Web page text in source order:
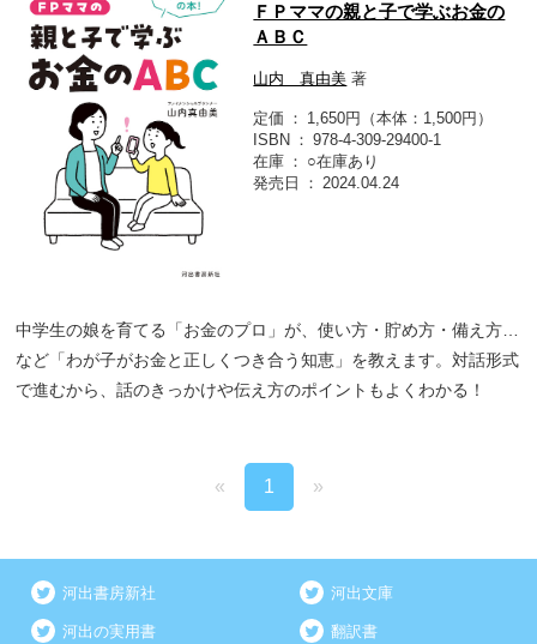
ＦＰママの親と子で学ぶお金の
ＡＢＣ
山内 真由美 著
定価
1,650円（本体：1,500円）
ISBN
978-4-309-29400-1
在庫
○在庫あり
発売日
2024.04.24
中学生の娘を育てる「お金のプロ」が、使い方・貯め方・備え方…
など「わが子がお金と正しくつき合う知恵」を教えます。対話形式
で進むから、話のきっかけや伝え方のポイントもよくわかる！
« 1 »
河出書房新社 河出文庫
河出の実用書 翻訳書